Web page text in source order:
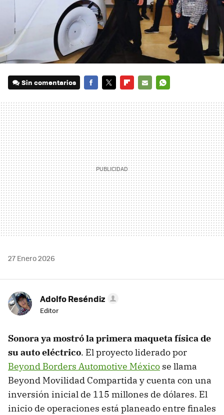
Sin comentarios
MAIL
27 Enero 2026
Adolfo Reséndiz
Editor
Sonora ya mostró la primera maqueta física de
su auto eléctrico. El proyecto liderado por
Beyond Borders Automotive México se llama
Beyond Movilidad Compartida y cuenta con una
inversión inicial de 115 millones de dólares. El
inicio de operaciones está planeado entre finales